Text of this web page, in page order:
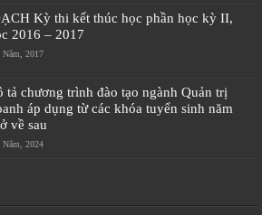
Kỳ thi kết thúc học phần học kỳ II,
2016 – 2017
Năm, 2017
tả chương trình đào tạo ngành Quản trị
áp dụng từ các khóa tuyển sinh năm
về sau
Năm, 2024